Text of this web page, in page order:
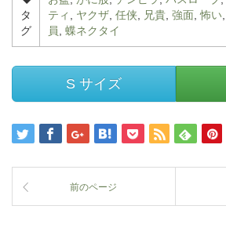
タ
グ
ティ
ヤクザ 任侠 兄貴 強面 ,怖い
員
蝶ネクタイ
S サイズ
前のページ